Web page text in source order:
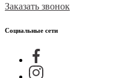
Заказать звонок
Социальные сети